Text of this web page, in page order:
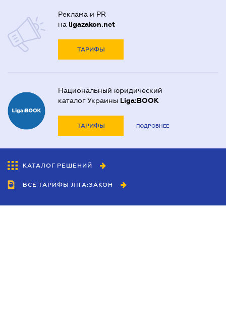
Реклама и PR
на ligazakon.net
ТАРИФЫ
Национальный юридический
каталог Украины Liga:BOOK
ТАРИФЫ ПОДРОБНЕЕ
КАТАЛОГ РЕШЕНИЙ
ВСЕ ТАРИФЫ ЛІГА:ЗАКОН